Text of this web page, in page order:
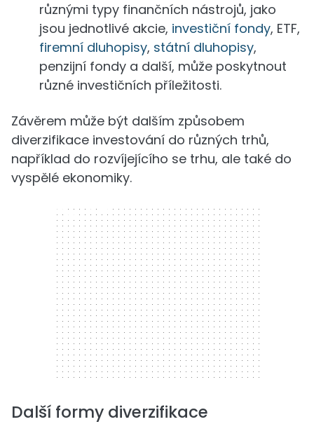
různými typy finančních nástrojů, jako
jsou jednotlivé akcie, investiční fondy, ETF,
firemní dluhopisy, státní dluhopisy,
penzijní fondy a další, může poskytnout
různé investičních příležitosti.
Závěrem může být dalším způsobem
diverzifikace investování do různých trhů,
například do rozvíjejícího se trhu, ale také do
vyspělé ekonomiky.
300 x 250
Další formy diverzifikace